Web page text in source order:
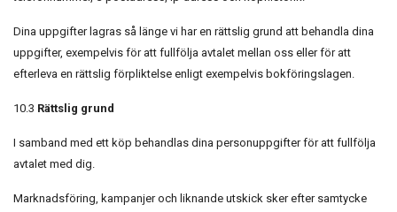
Dina uppgifter lagras så länge vi har en rättslig grund att behandla dina
uppgifter, exempelvis för att fullfölja avtalet mellan oss eller för att
efterleva en rättslig förpliktelse enligt exempelvis bokföringslagen.
10.3 Rättslig grund
I samband med ett köp behandlas dina personuppgifter för att fullfölja
avtalet med dig.
Marknadsföring, kampanjer och liknande utskick sker efter samtycke